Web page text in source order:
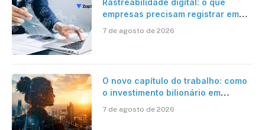
empresas precisam registrar em
7 de agosto de 2026
O novo capítulo do trabalho: como
o investimento bilionário em
verdadeira era da inteligência
7 de agosto de 2026